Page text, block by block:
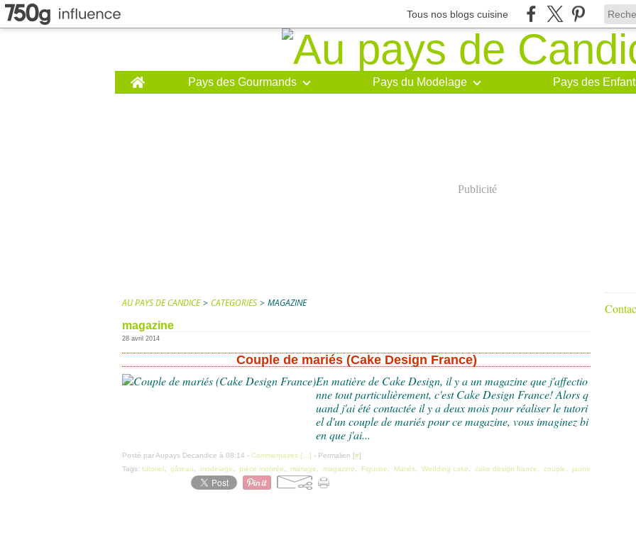
Tous nos blogs cuisine
Home Pays des Gourmands Pays du Modelage Pays des
Publicité
AU PAYS DE CANDICE > CATEGORIES > MAGAZINE
magazine
28 avril 2014
Couple de mariés (Cake Design France)
En matière de Cake Design, il y a un magazine que j'affectio
nne tout particulièrement, c'est Cake Design France! Alors q
uand j'ai été contactée il y a deux mois pour réaliser le tutori
el d'un couple de mariés pour ce magazine, vous imaginez bi
en que j'ai...
Posté par Aupays Decandice à 08:14 - Commentaires [ ] - Permalien [#]
Tags: tutoriel gâteau modelage pièce montée mariage magazine Figurine Mariés Wedding cake cake design france couple jaune